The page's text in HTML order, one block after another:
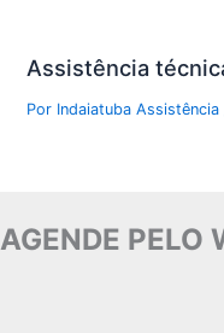
Assistência
Por Indaiatuba Assistência
AGENDE PELO